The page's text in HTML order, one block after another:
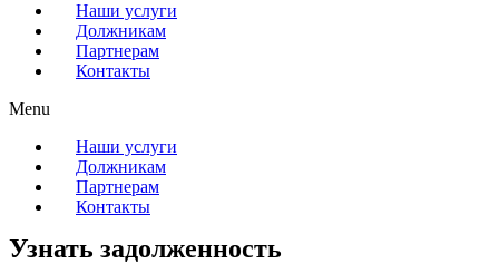
Наши услуги
Должникам
Партнерам
Контакты
Menu
Наши услуги
Должникам
Партнерам
Контакты
Узнать задолженность